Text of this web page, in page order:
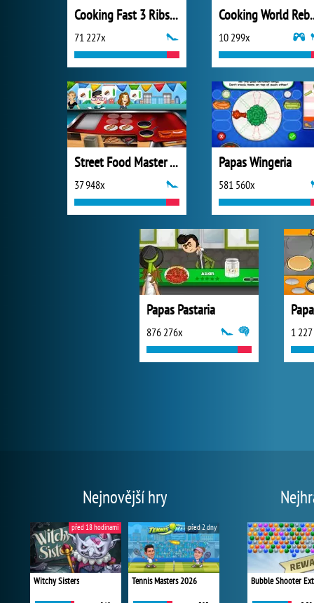
Cooking Fast 3 Ribs and Pancakes
71 227x 10 299x
Street Food Master Chef
37 948x
Papas Wingeria
581 560x
Papas Pastaria
876 276x 1
Nejnovější hry
Witchy Sisters
před 18 hodinami
Tennis Masters 2026
před 2 dny
Bubble Shooter